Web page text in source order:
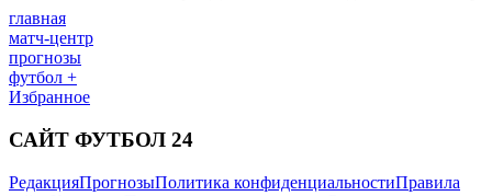
главная
матч-центр
прогнозы
футбол +
Избранное
САЙТ ФУТБОЛ 24
РедакцияПрогнозыПолитика конфиденциальностиПравила